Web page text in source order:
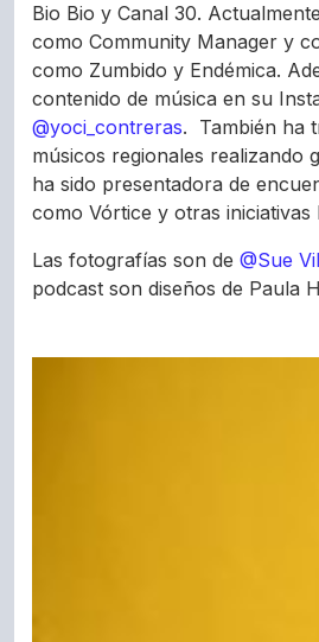
Bio Bio y Canal 30.
como Community Manager y
como Zumbido y Endémica.
contenido de música en su
@yoci_contreras. También ha
músicos regionales realizando
ha sido presentadora de
como Vórtice y otras iniciativas
Las fotografías son de @Sue
podcast son diseños de Paula